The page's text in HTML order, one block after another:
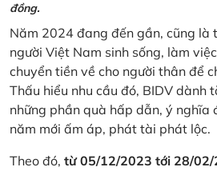
đồng.
Năm 2024 đang đến gần, cũng là
người Việt Nam sinh sống, làm
chuyển tiền về cho người thân để
Thấu hiểu nhu cầu đó, BIDV dành
những phần quà hấp dẫn, ý nghĩa
năm mới ấm áp, phát tài phát lộc.
Theo đó, từ 05/12/2023 tới 28/